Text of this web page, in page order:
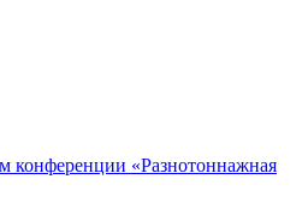
конференции «Разнотоннажная